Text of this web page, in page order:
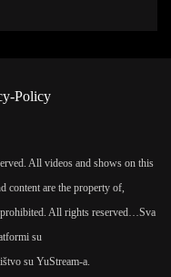
Policy
All videos and shows on this
content are the property of,
All rights reserved…Sva
su
su YuStream-a.